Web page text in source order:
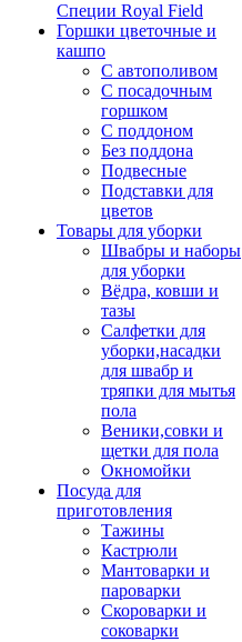
Специи Royal Field
Горшки цветочные и
кашпо
С автополивом
С посадочным
горшком
С поддоном
Без поддона
Подвесные
Подставки для
цветов
Товары для уборки
Швабры и наборы
для уборки
Вёдра, ковши и
тазы
Салфетки для
уборки,насадки
для швабр и
тряпки для мытья
пола
Веники,совки и
щетки для пола
Окномойки
Посуда для
приготовления
Тажины
Кастрюли
Мантоварки и
пароварки
Скороварки и
соковарки